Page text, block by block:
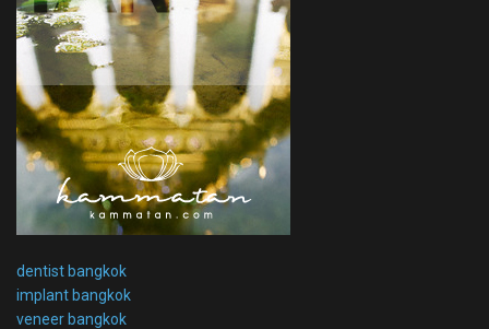
dentist bangkok
implant bangkok
veneer bangkok